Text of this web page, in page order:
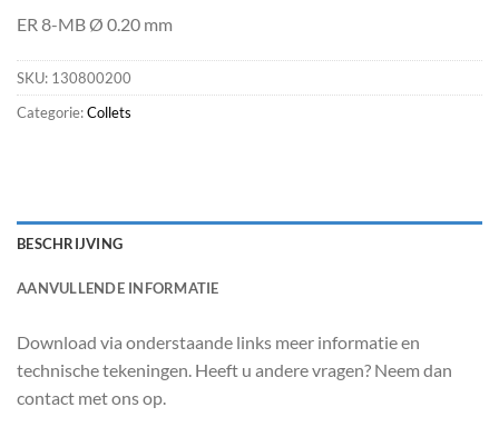
ER 8-MB Ø 0.20 mm
SKU: 130800200
Categorie:Collets
BESCHRIJVING
AANVULLENDE INFORMATIE
Download via onderstaande links meer informatie en
technische tekeningen. Heeft u andere vragen? Neem dan
contact met ons op.